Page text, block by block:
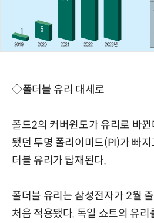
◇폴더블 유리 대세로
폴드2의 커버윈도가 유리로 바
됐던 투명 폴리이미드(PI)가 빠
더블 유리가 탑재된다.
폴더블 유리는 삼성전자가 2월
처음 적용됐다. 독일 쇼트의 유